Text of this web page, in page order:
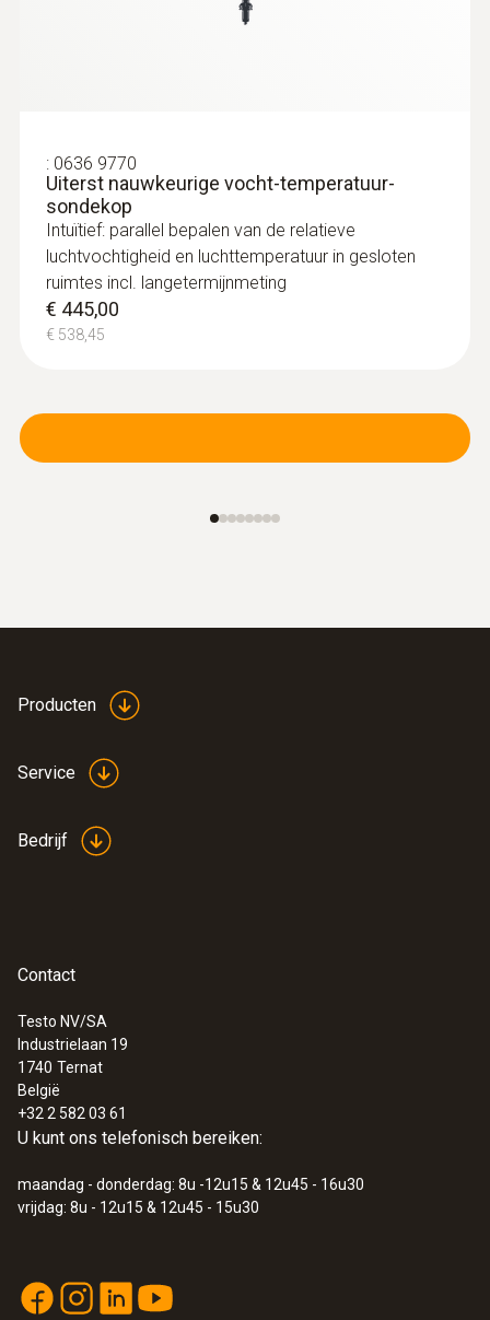
: 0636 9770
Uiterst nauwkeurige vocht-temperatuur-
sondekop
Intuïtief: parallel bepalen van de relatieve
luchtvochtigheid en luchttemperatuur in gesloten
ruimtes incl. langetermijnmeting
€ 445,00
€ 538,45
Producten
Service
Bedrijf
Contact
Testo NV/SA
Industrielaan 19
1740 Ternat
België
+32 2 582 03 61
U kunt ons telefonisch bereiken:
maandag - donderdag: 8u -12u15 & 12u45 - 16u30
vrijdag: 8u - 12u15 & 12u45 - 15u30